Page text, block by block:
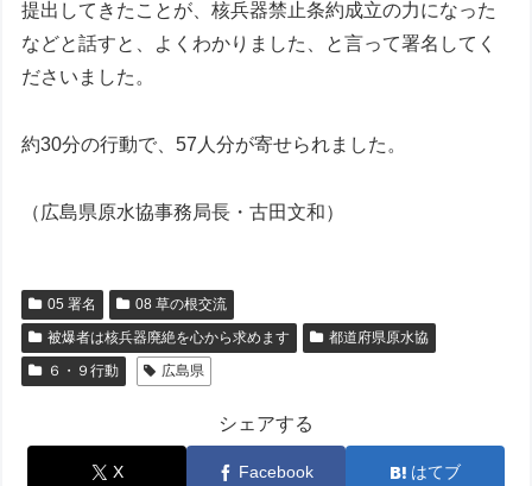
提出してきたことが、核兵器禁止条約成立の力になった
などと話すと、よくわかりました、と言って署名してく
ださいました。
約30分の行動で、57人分が寄せられました。
（広島県原水協事務局長・古田文和）
05 署名
08 草の根交流
被爆者は核兵器廃絶を心から求めます
都道府県原水協
６・９行動
広島県
シェアする
X Facebook はてブ